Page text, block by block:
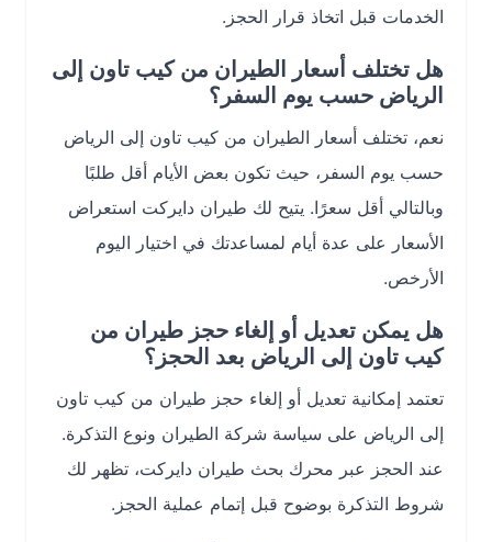
الخدمات قبل اتخاذ قرار الحجز.
هل تختلف أسعار الطيران من كيب تاون إلى
الرياض حسب يوم السفر؟
نعم، تختلف أسعار الطيران من كيب تاون إلى الرياض
حسب يوم السفر، حيث تكون بعض الأيام أقل طلبًا
وبالتالي أقل سعرًا. يتيح لك طيران دايركت استعراض
الأسعار على عدة أيام لمساعدتك في اختيار اليوم
الأرخص.
هل يمكن تعديل أو إلغاء حجز طيران من
كيب تاون إلى الرياض بعد الحجز؟
تعتمد إمكانية تعديل أو إلغاء حجز طيران من كيب تاون
إلى الرياض على سياسة شركة الطيران ونوع التذكرة.
عند الحجز عبر محرك بحث طيران دايركت، تظهر لك
شروط التذكرة بوضوح قبل إتمام عملية الحجز.